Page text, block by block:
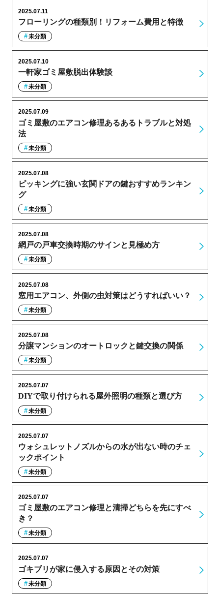
フローリングの種類別！リフォーム費用と特徴
2025.07.11
未分類
一軒家ゴミ屋敷脱出体験談
2025.07.10
未分類
ゴミ屋敷のエアコン修理あるあるトラブルと対処
法
2025.07.09
未分類
ピッキングに強い玄関ドアの鍵おすすめランキン
グ
2025.07.08
未分類
網戸の戸車交換時期のサインと見極め方
2025.07.08
未分類
窓用エアコン、外側の虫対策はどうすればいい？
2025.07.08
未分類
分譲マンションのオートロックと鍵交換の関係
2025.07.08
未分類
DIYで取り付けられる屋外照明の種類と選び方
2025.07.07
未分類
ウォシュレットノズルからの水が出ない時のチェ
ックポイント
2025.07.07
未分類
ゴミ屋敷のエアコン修理と清掃どちらを先にすべ
き？
2025.07.07
未分類
ゴキブリが家に侵入する原因とその対策
2025.07.07
未分類